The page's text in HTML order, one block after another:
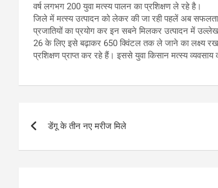
वर्ष लगभग 200 युवा मत्स्य पालन का प्रशिक्षण ले रहे है।
जिले में मत्स्य उत्पादन को लेकर की जा रही पहलें अब
प्रजातियों का प्रयोग कर इन सबने मिलकर उत्पादन में
26 के लिए इसे बढ़ाकर 650 क्विंटल तक ले जाने का लक्ष्य रखा
प्रशिक्षण प्राप्त कर रहे हैं। इससे युवा किसान मत्स्य
navigation
डेंगू के तीन नए मरीज मिले